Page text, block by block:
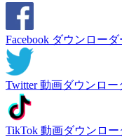
Facebook ダウンローダ
Twitter 動画ダウンロー
TikTok 動画ダウンロー